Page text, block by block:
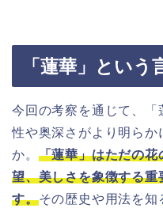
「蓮華」とい
今回の考察を通じて、「
性や奥深さがより明らか
か。 「蓮華」はただの
望、美しさを象徴する
す。その歴史や用法を知